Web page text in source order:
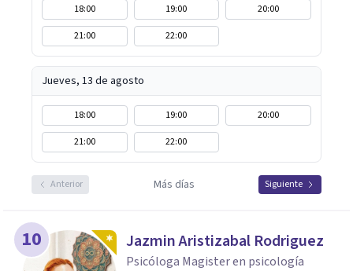
18:00 19:00
20:00
21:00
22:00
Jueves, 13 de agosto
18:00 19:00
20:00
21:00
22:00
Anterior Más días Siguiente
10 Jazmin Aristizabal Rodriguez
Psicóloga Magister en psicología